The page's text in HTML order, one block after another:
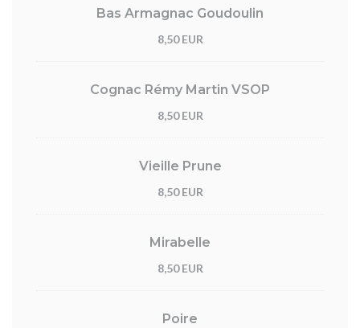
Bas Armagnac Goudoulin
8,50 EUR
Cognac Rémy Martin VSOP
8,50 EUR
Vieille Prune
8,50 EUR
Mirabelle
8,50 EUR
Poire